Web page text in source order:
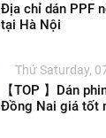
Địa chỉ dán PPF
tại Hà Nội
Thứ Saturday,
【TOP 】Dán
Đồng Nai giá tốt